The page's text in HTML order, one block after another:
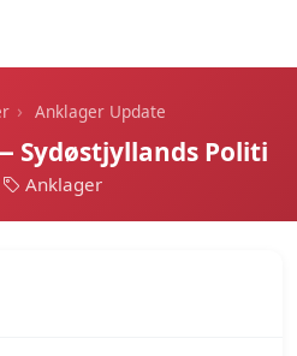
› Anklager Update
Sydøstjyllands Politi
Anklager